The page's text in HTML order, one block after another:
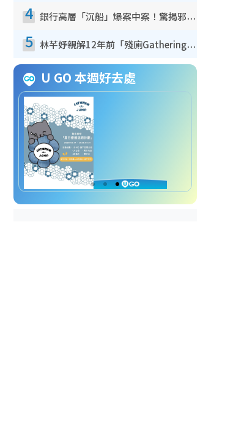
4 銀行高層「沉船」爆案中案！驚揭邪教洗腦操控賣淫被吞600萬 幕後黑手講多錯多
5 林芊妤親解12年前「殘廁Gathering」真相！高層解約一句話重創尊嚴至今拒返TVB
U GO 本週好去處